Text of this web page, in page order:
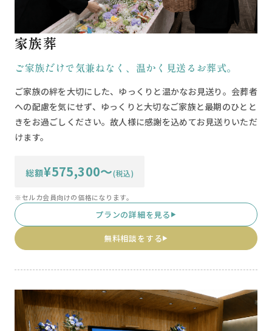
家族葬
ご家族だけで気兼ねなく、温かく見送るお葬式。
ご家族の絆を大切にした、ゆっくりと温かなお見送り。会葬者
への配慮を気にせず、ゆっくりと大切なご家族と最期のひとと
きをお過ごしください。故人様に感謝を込めてお見送りいただ
けます。
総額¥575,300〜(税込)
※セルカ会員向けの価格になります。
プランの詳細を見る ▶
無料相談をする▶